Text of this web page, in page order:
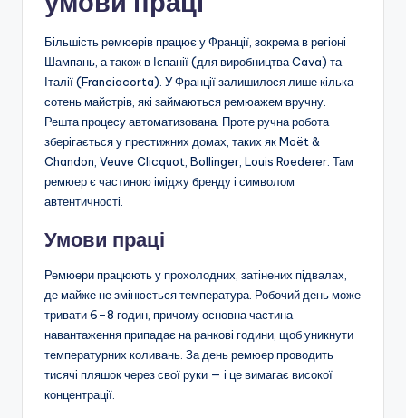
Більшість ремюерів працює у Франції, зокрема в регіоні
Шампань, а також в Іспанії (для виробництва Cava) та
Італії (Franciacorta). У Франції залишилося лише кілька
сотень майстрів, які займаються ремюажем вручну.
Решта процесу автоматизована. Проте ручна робота
зберігається у престижних домах, таких як Moët &
Chandon, Veuve Clicquot, Bollinger, Louis Roederer. Там
ремюер є частиною іміджу бренду і символом
автентичності.
Умови праці
Ремюери працюють у прохолодних, затінених підвалах,
де майже не змінюється температура. Робочий день може
тривати 6–8 годин, причому основна частина
навантаження припадає на ранкові години, щоб уникнути
температурних коливань. За день ремюер проводить
тисячі пляшок через свої руки — і це вимагає високої
концентрації.